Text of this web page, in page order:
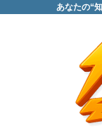
あなたの“